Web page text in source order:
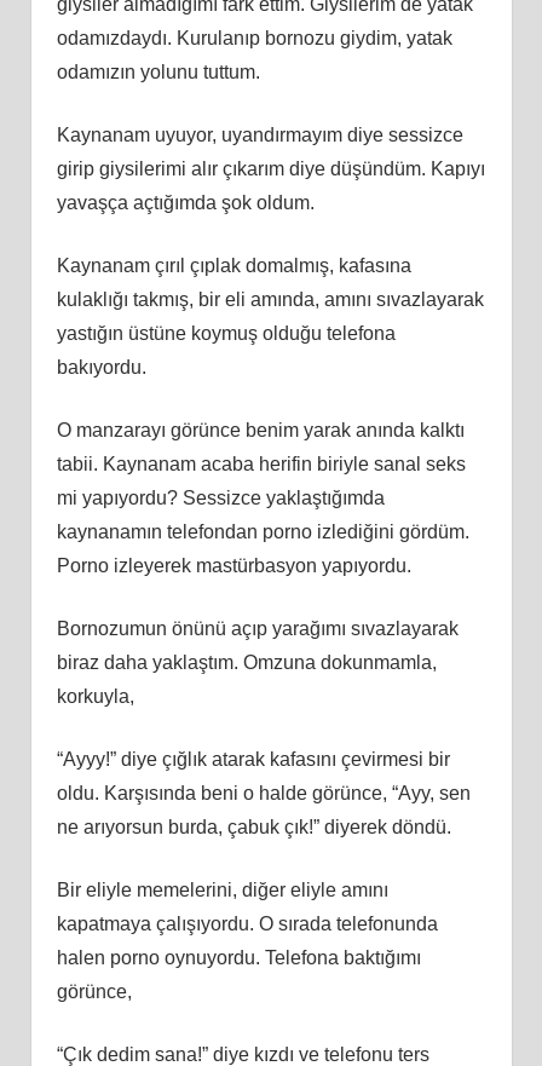
odamızdaydı. Kurulanıp bornozu giydim, yatak
odamızın yolunu tuttum.
Kaynanam uyuyor, uyandırmayım diye sessizce
girip giysilerimi alır çıkarım diye düşündüm. Kapıyı
yavaşça açtığımda şok oldum.
Kaynanam çırıl çıplak domalmış, kafasına
kulaklığı takmış, bir eli amında, amını sıvazlayarak
yastığın üstüne koymuş olduğu telefona
bakıyordu.
O manzarayı görünce benim yarak anında kalktı
tabii. Kaynanam acaba herifin biriyle sanal seks
mi yapıyordu? Sessizce yaklaştığımda
kaynanamın telefondan porno izlediğini gördüm.
Porno izleyerek mastürbasyon yapıyordu.
Bornozumun önünü açıp yarağımı sıvazlayarak
biraz daha yaklaştım. Omzuna dokunmamla,
korkuyla,
“Ayyy!” diye çığlık atarak kafasını çevirmesi bir
oldu. Karşısında beni o halde görünce, “Ayy, sen
ne arıyorsun burda, çabuk çık!” diyerek döndü.
Bir eliyle memelerini, diğer eliyle amını
kapatmaya çalışıyordu. O sırada telefonunda
halen porno oynuyordu. Telefona baktığımı
görünce,
“Çık dedim sana!” diye kızdı ve telefonu ters